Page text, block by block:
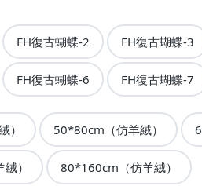
FH復古蝴蝶-2 FH復古蝴蝶-3
FH復古蝴蝶-6 FH復古蝴蝶-7
） 50*80cm（仿羊絨）
） 80*160cm（仿羊絨）